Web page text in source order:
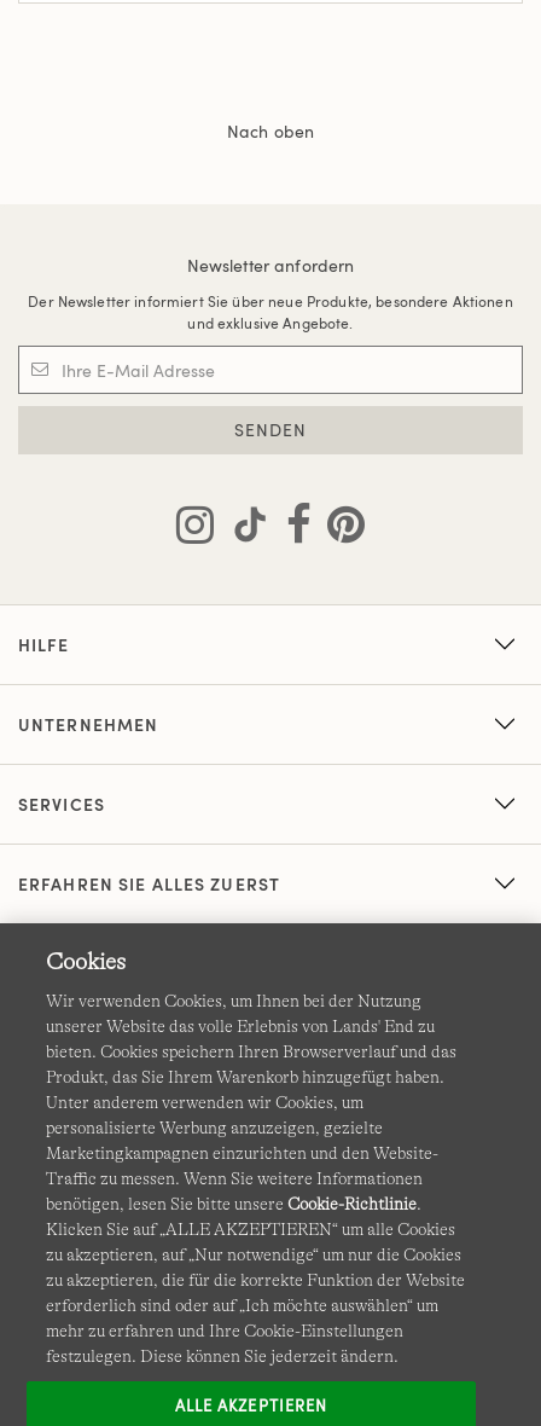
Nach oben
Newsletter anfordern
Der Newsletter informiert Sie über neue Produkte, besondere Aktionen
und exklusive Angebote.
SENDEN
HILFE
UNTERNEHMEN
SERVICES
ERFAHREN SIE ALLES ZUERST
AGB Datenschutz & Sicherheit
Cookies Ich möchte auswählen Barrierefreiheit
Site Map Internationale Websites
Diese Website ist durch reCAPTCHA geschützt. Es gelten die
Datenschutzerklärung undNutzungsbedingungenvon
Google.
Cookies
Wir verwenden Cookies, um Ihnen bei der Nutzung
unserer Website das volle Erlebnis von Lands' End zu
bieten. Cookies speichern Ihren Browserverlauf und das
Produkt, das Sie Ihrem Warenkorb hinzugefügt haben.
Unter anderem verwenden wir Cookies, um
personalisierte Werbung anzuzeigen, gezielte
Marketingkampagnen einzurichten und den Website-
Traffic zu messen. Wenn Sie weitere Informationen
benötigen, lesen Sie bitte unsereCookie-Richtlinie.
Klicken Sie auf „ALLE AKZEPTIEREN“ um alle Cookies
zu akzeptieren, auf „Nur notwendige“ um nur die Cookies
zu akzeptieren, die für die korrekte Funktion der Website
erforderlich sind oder auf „Ich möchte auswählen“ um
mehr zu erfahren und Ihre Cookie-Einstellungen
festzulegen. Diese können Sie jederzeit ändern.
ALLE AKZEPTIEREN